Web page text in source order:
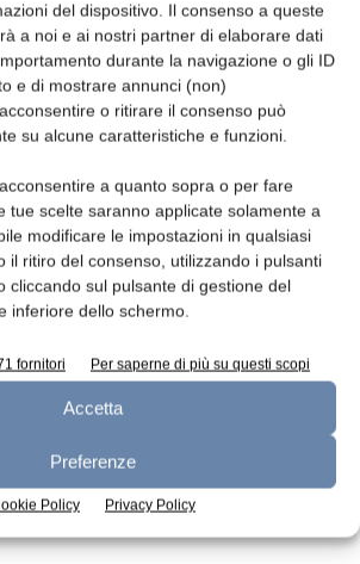
del dispositivo. Il consenso a queste
a noi e ai nostri partner di elaborare dati
durante la navigazione o gli ID
e di mostrare annunci (non)
o ritirare il consenso può
su alcune caratteristiche e funzioni.
a quanto sopra o per fare
tue scelte saranno applicate solamente a
modificare le impostazioni in qualsiasi
il ritiro del consenso, utilizzando i pulsanti
cliccando sul pulsante di gestione del
inferiore dello schermo.
fornitori Per saperne di più su questi scopi
Accetta
Preferenze
Policy Privacy Policy
n.6 - Giugno 2026 n.5 - Maggio 2026